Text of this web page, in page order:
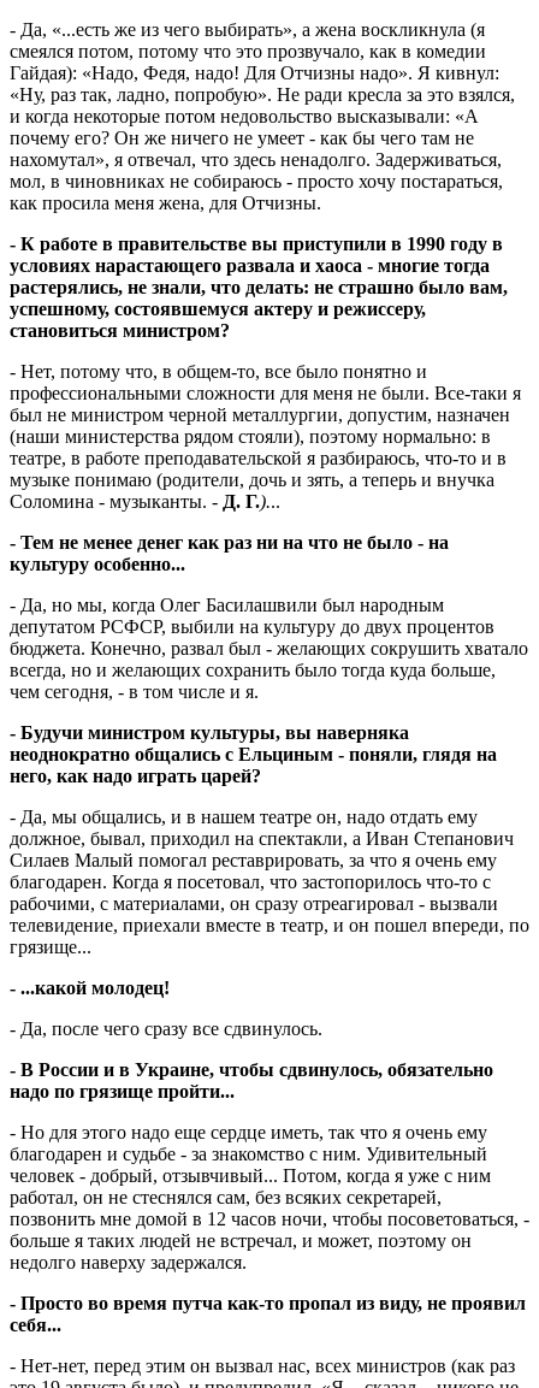
- Да, «...есть же из чего выбирать», а жена воскликнула (я
смеялся потом, потому что это прозвучало, как в комедии
Гайдая): «Надо, Федя, надо! Для Отчизны надо». Я кивнул:
«Ну, раз так, ладно, попробую». Не ради кресла за это взялся,
и когда некоторые потом недовольство высказывали: «А
почему его? Он же ничего не умеет - как бы чего там не
нахомутал», я отвечал, что здесь ненадолго. Задерживаться,
мол, в чиновниках не собираюсь - просто хочу постараться,
как просила меня жена, для Отчизны.
- К работе в правительстве вы приступили в 1990 году в
условиях нарастающего развала и хаоса - многие тогда
растерялись, не знали, что делать: не страшно было вам,
успешному, состоявшемуся актеру и режиссеру,
становиться министром?
- Нет, потому что, в общем-то, все было понятно и
профессиональными сложности для меня не были. Все-таки я
был не министром черной металлургии, допустим, назначен
(наши министерства рядом стояли), поэтому нормально: в
театре, в работе преподавательской я разбираюсь, что-то и в
музыке понимаю (родители, дочь и зять, а теперь и внучка
Соломина - музыканты. - Д. Г.)...
- Тем не менее денег как раз ни на что не было - на
культуру особенно...
- Да, но мы, когда Олег Басилашвили был народным
депутатом РСФСР, выбили на культуру до двух процентов
бюджета. Конечно, развал был - желающих сокрушить хватало
всегда, но и желающих сохранить было тогда куда больше,
чем сегодня, - в том числе и я.
- Будучи министром культуры, вы наверняка
неоднократно общались с Ельциным - поняли, глядя на
него, как надо играть царей?
- Да, мы общались, и в нашем театре он, надо отдать ему
должное, бывал, приходил на спектакли, а Иван Степанович
Силаев Малый помогал реставрировать, за что я очень ему
благодарен. Когда я посетовал, что застопорилось что-то с
рабочими, с материалами, он сразу отреагировал - вызвали
телевидение, приехали вместе в театр, и он пошел впереди, по
грязище...
- ...какой молодец!
- Да, после чего сразу все сдвинулось.
- В России и в Украине, чтобы сдвинулось, обязательно
надо по грязище пройти...
- Но для этого надо еще сердце иметь, так что я очень ему
благодарен и судьбе - за знакомство с ним. Удивительный
человек - добрый, отзывчивый... Потом, когда я уже с ним
работал, он не стеснялся сам, без всяких секретарей,
позвонить мне домой в 12 часов ночи, чтобы посоветоваться, -
больше я таких людей не встречал, и может, поэтому он
недолго наверху задержался.
- Просто во время путча как-то пропал из виду, не проявил
себя...
- Нет-нет, перед этим он вызвал нас, всех министров (как раз